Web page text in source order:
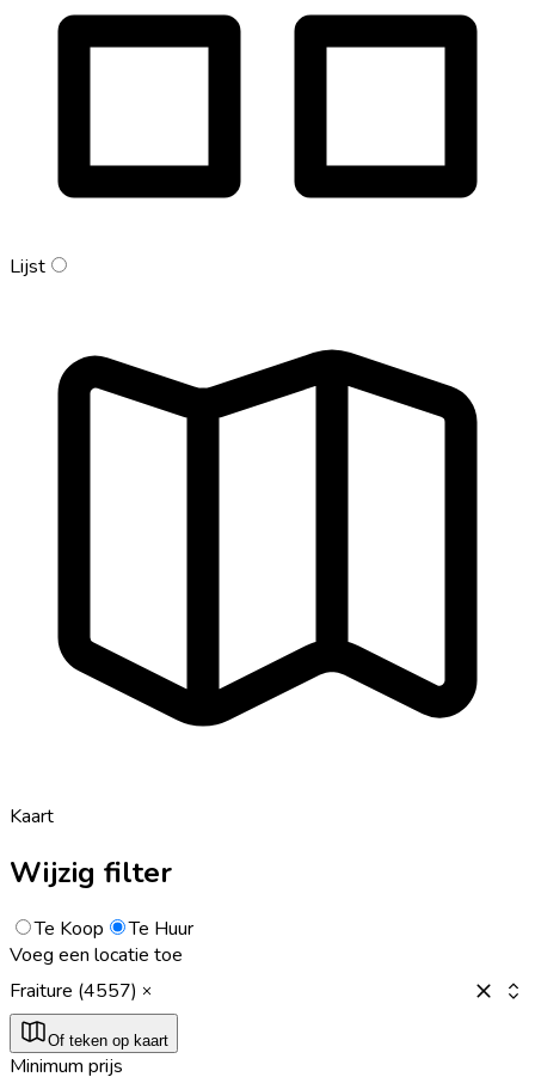
Lijst
Kaart
Wijzig filter
Te Koop
Te Huur
Voeg een locatie toe
Fraiture (4557)
Of teken op kaart
Minimum prijs